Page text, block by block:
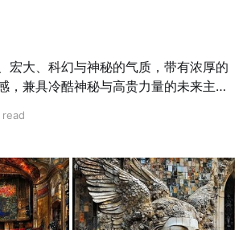
宏大、科幻与神秘的气质，带有浓厚的
，兼具冷酷神秘与高贵力量的未来主义
的金色光源、微光或符文式的金色线
面的深邃感，也赋予作品一种神秘和权
上，它风格通常聚焦于宏大而荒废的场
是它的关键所在，微光与强烈阴影的对
read